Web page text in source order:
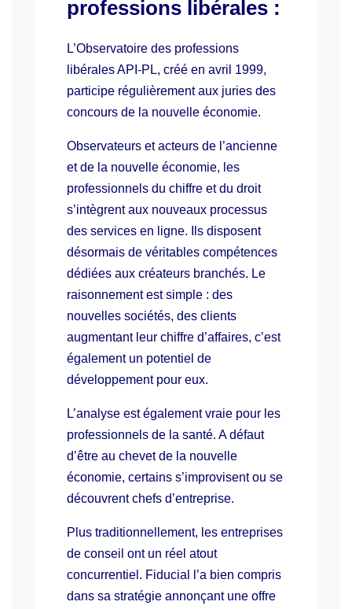
professions libérales :
L’Observatoire des professions
libérales API-PL, créé en avril 1999,
participe régulièrement aux juries des
concours de la nouvelle économie.
Observateurs et acteurs de l’ancienne
et de la nouvelle économie, les
professionnels du chiffre et du droit
s’intègrent aux nouveaux processus
des services en ligne. Ils disposent
désormais de véritables compétences
dédiées aux créateurs branchés. Le
raisonnement est simple : des
nouvelles sociétés, des clients
augmentant leur chiffre d’affaires, c’est
également un potentiel de
développement pour eux.
L’analyse est également vraie pour les
professionnels de la santé. A défaut
d’être au chevet de la nouvelle
économie, certains s’improvisent ou se
découvrent chefs d’entreprise.
Plus traditionnellement, les entreprises
de conseil ont un réel atout
concurrentiel. Fiducial l’a bien compris
dans sa stratégie annonçant une offre